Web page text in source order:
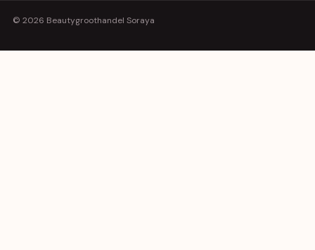
© 2026 Beautygroothandel Soraya